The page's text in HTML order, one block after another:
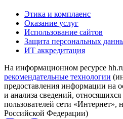
Этика и комплаенс
Оказание услуг
Использование сайтов
Защита персональных
ИТ аккредитация
На информационном ресурсе
рекомендательные технологии
предоставления информации на
и анализа сведений,
пользователей сети «Интернет»,
Российской Федерации)